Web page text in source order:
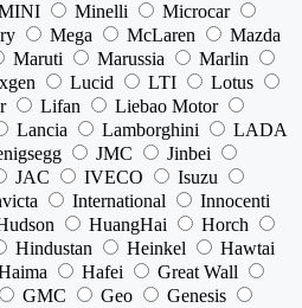
Minelli
Microcar
Mega McLaren
Mazda
Maruti Marussia
Marlin
Lucid LTI
Lotus
Lifan
Liebao Motor
Lancia Lamborghini
LADA
JMC
Jinbei
JAC IVECO
Isuzu
International
Innocenti
HuangHai
Horch
Hindustan Heinkel
Hawtai
Hafei
Great Wall
GMC Geo
Genesis